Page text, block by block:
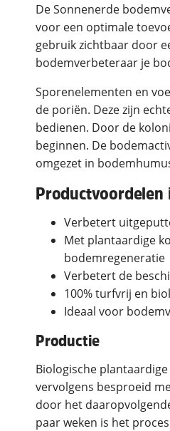
De Sonnenerde
voor een optimale
gebruik zichtbaar door
bodemverbeteraar je
Sporenelementen en
de poriën. Deze zijn
bedienen. Door de
beginnen. De
omgezet in
Productvoordelen
Verbetert
Met plantaardige
bodemregeneratie
Verbetert de
100% turfvrij en
Ideaal voor
Productie
Biologische
vervolgens besproeid
door het
paar weken is het